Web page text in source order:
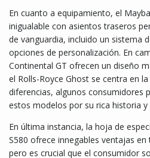
En cuanto a equipamiento, el
inigualable con asientos traseros
de vanguardia, incluido un sistema
opciones de personalización. En
Continental GT ofrecen un diseño
el Rolls-Royce Ghost se centra en
diferencias, algunos consumidores
estos modelos por su rica historia
En última instancia, la hoja de
S580 ofrece innegables ventajas
pero es crucial que el consumidor